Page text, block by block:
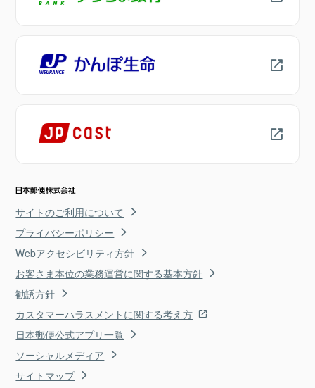
サイトのご利用について
プライバシーポリシー
Webアクセシビリティ方針
お客さま本位の業務運営に関する基本方針
勧誘方針
カスタマーハラスメントに関する考え方
日本郵便公式アプリ一覧
ソーシャルメディア
サイトマップ